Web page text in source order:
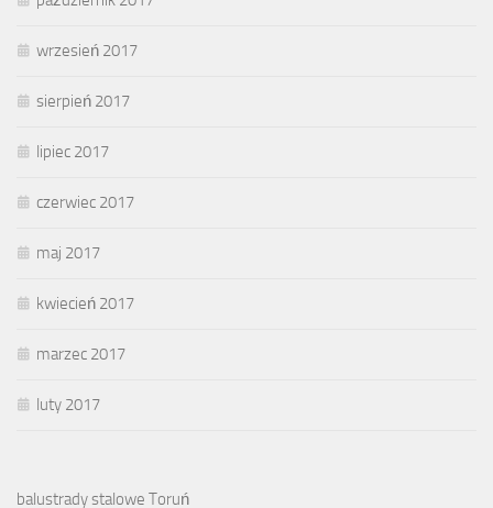
wrzesień 2017
sierpień 2017
lipiec 2017
czerwiec 2017
maj 2017
kwiecień 2017
marzec 2017
luty 2017
balustrady stalowe Toruń